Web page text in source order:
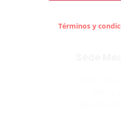
Términos y